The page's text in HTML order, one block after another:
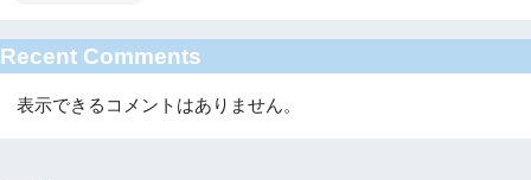
Recent Comments
表示できるコメントはありません。